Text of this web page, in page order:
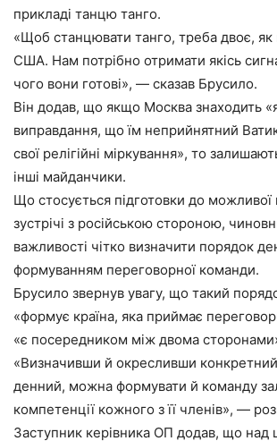
прикладі танцю танго.
«Щоб станцювати танго, треба двоє,
США. Нам потрібно отримати якісь
чого вони готові», — сказав Брусило.
Він додав, що якщо Москва знаходить
виправдання, що їм неприйнятний
свої релігійні міркування», то
інші майданчики.
Що стосується підготовки до можливої
зустрічі з російською стороною,
важливості чітко визначити порядок
формуванням переговорної команди.
Брусило звернув увагу, що такий
«формує країна, яка приймає
«є посередником між двома
«Визначивши й окресливши
денний, можна формувати й команду
компетенції кожного з її членів», —
Заступник керівника ОП додав, що над